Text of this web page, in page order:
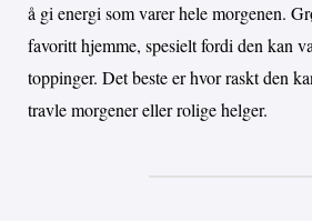
å gi energi som varer hele morgenen.
favoritt hjemme, spesielt fordi den kan
toppinger. Det beste er hvor raskt den
travle morgener eller rolige helger.